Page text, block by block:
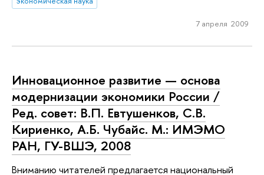
7 апреля 2009
Инновационное развитие — основа
модернизации экономики России /
Ред. совет: В.П. Евтушенков, С.В.
Кириенко, А.Б. Чубайс. М.: ИМЭМО
РАН, ГУ-ВШЭ, 2008
Вниманию читателей предлагается национальный